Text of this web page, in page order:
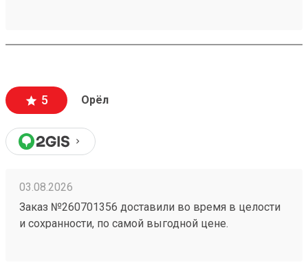
5 Орёл
03.08.2026
Заказ №260701356 доставили во время в целости
и сохранности, по самой выгодной цене.